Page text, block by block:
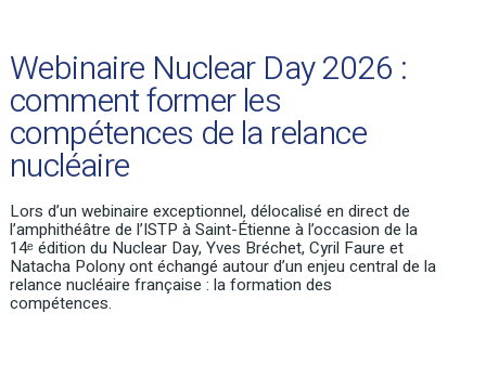
Webinaire Nuclear Day 2026 :
comment former les
compétences de la relance
nucléaire
Lors d’un webinaire exceptionnel, délocalisé en direct de
l’amphithéâtre de l’ISTP à Saint-Étienne à l’occasion de la
14ᵉédition du Nuclear Day, Yves Bréchet, Cyril Faure et
Natacha Polonyont échangé autour d’un enjeu central de la
relance nucléaire française : la formation des
compétences.